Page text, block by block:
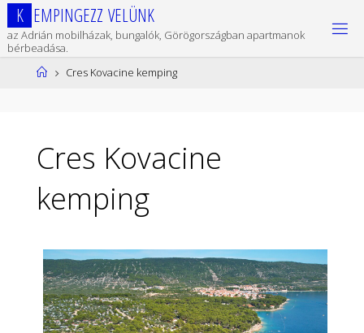
Ugrás
tartalomhoz
K EMPINGEZZ VELÜNK
az Adrián mobilházak, bungalók, Görögországban apartmanok
bérbeadása.
Kezdőlap
Cres Kovacine kemping
Cres Kovacine
kemping